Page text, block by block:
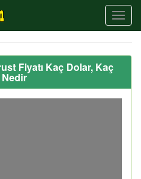
Fiyatı Kaç Dolar, Kaç
Nedir